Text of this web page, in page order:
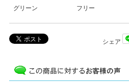
グリーン フリー
シェア